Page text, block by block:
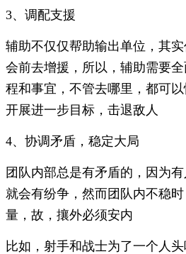
3、调配支援
辅助不仅仅帮助输出单位，其
会前去增援，所以，辅助需要
程和事宜，不管去哪里，都可
开展进一步目标，击退敌人
4、协调矛盾，稳定大局
团队内部总是有矛盾的，因为
就会有纷争，然而团队内不稳
量，故，攘外必须安内
比如，射手和战士为了一个人